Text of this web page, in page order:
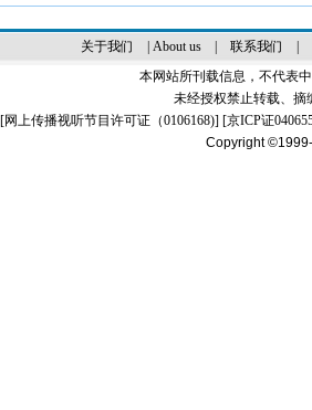
关于我们 About us| 联系我们
本网站所刊载信息，不代表
未经授权禁止转载、摘
[网上传播视听节目许可证（0106168)] [京ICP证
Copyright